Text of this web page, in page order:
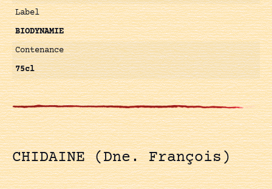
Label
BIODYNAMIE
Contenance
75cl
CHIDAINE (Dne. François)